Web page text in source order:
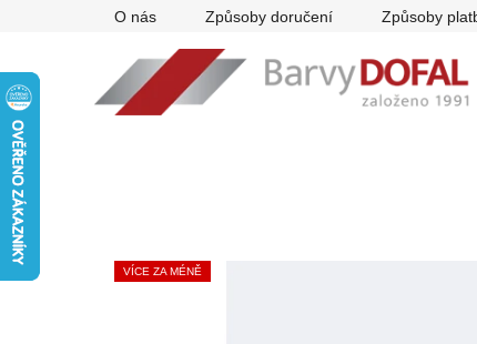
O nás Způsoby doručení Způsoby
VÍCE ZA MÉNĚ